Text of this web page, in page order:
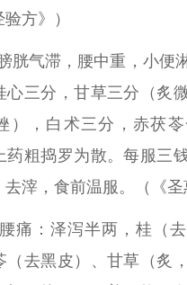
方》）
胱气滞，腰中重，小便
心三分，甘草三分（炙
），白术三分，赤茯
药粗捣罗为散。每服三
滓，食前温服。（《圣
痛：泽泻半两，桂（
（去黑皮）、甘草（炙